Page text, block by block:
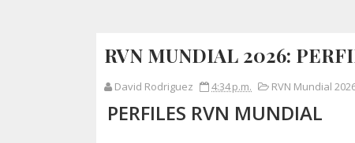
RVN MUNDIAL 2026:
David Rodriguez 4:34 p.m. RVN Mundial
PERFILES RVN MUNDIAL